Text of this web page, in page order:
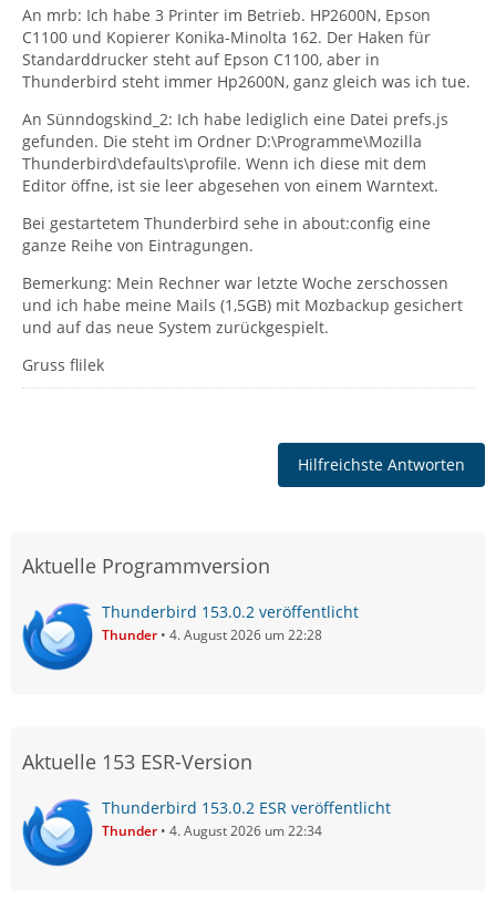
An mrb: Ich habe 3 Printer im Betrieb. HP2600N, Epson
C1100 und Kopierer Konika-Minolta 162. Der Haken für
Standarddrucker steht auf Epson C1100, aber in
Thunderbird steht immer Hp2600N, ganz gleich was ich tue.
An Sünndogskind_2: Ich habe lediglich eine Datei prefs.js
gefunden. Die steht im Ordner D:\Programme\Mozilla
Thunderbird\defaults\profile. Wenn ich diese mit dem
Editor öffne, ist sie leer abgesehen von einem Warntext.
Bei gestartetem Thunderbird sehe in about:config eine
ganze Reihe von Eintragungen.
Bemerkung: Mein Rechner war letzte Woche zerschossen
und ich habe meine Mails (1,5GB) mit Mozbackup gesichert
und auf das neue System zurückgespielt.
Gruss flilek
Hilfreichste Antworten
Aktuelle Programmversion
Thunderbird 153.0.2 veröffentlicht
Thunder 4. August 2026 um 22:28
Aktuelle 153 ESR-Version
Thunderbird 153.0.2 ESR veröffentlicht
Thunder 4. August 2026 um 22:34